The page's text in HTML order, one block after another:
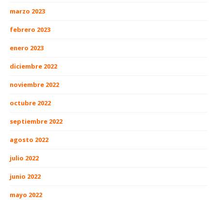
marzo 2023
febrero 2023
enero 2023
diciembre 2022
noviembre 2022
octubre 2022
septiembre 2022
agosto 2022
julio 2022
junio 2022
mayo 2022